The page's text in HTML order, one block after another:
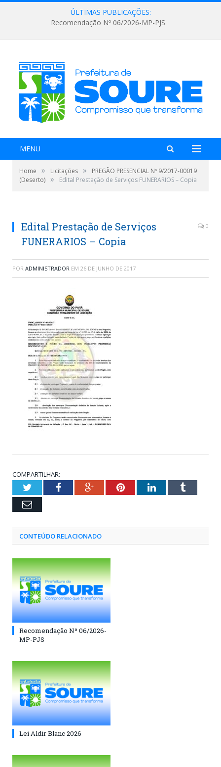
ÚLTIMAS PUBLICAÇÕES:
Recomendação Nº 06/2026-MP-PJS
MENU
Home » Licitações »
PREGÃO PRESENCIAL Nº 9/2017-00019
(Deserto) » Edital Prestação de Serviços FUNERARIOS – Copia
Edital Prestação de Serviços
FUNERARIOS – Copia
0
POR ADMINISTRADOR EM 26 DE JUNHO DE 2017
COMPARTILHAR:
TwitterFacebookGoogle+PinterestLinkedInTumblr
Email
CONTEÚDO RELACIONADO
Recomendação Nº 06/2026-
MP-PJS
Lei Aldir Blanc 2026